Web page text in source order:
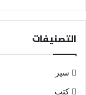
التصنيفات
سير
كتب